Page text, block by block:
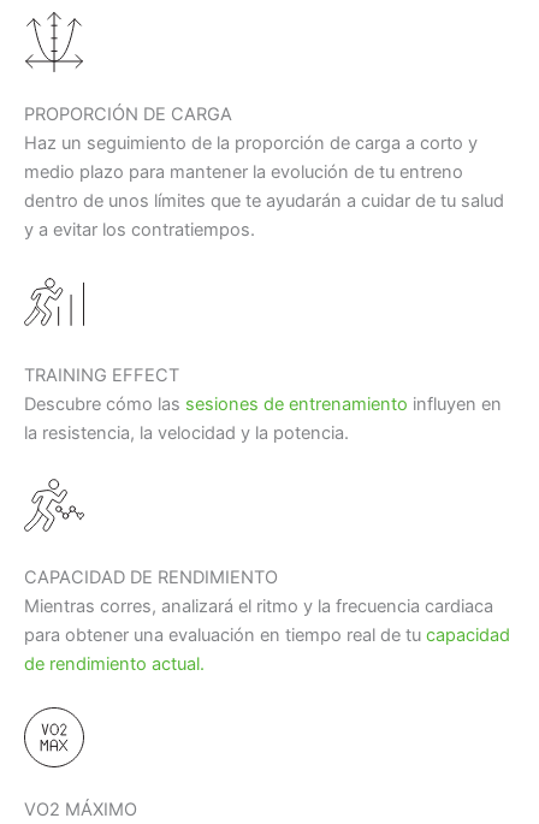
PROPORCIÓN DE CARGA
Haz un seguimiento de la proporción de carga a corto y
medio plazo para mantener la evolución de tu entreno
dentro de unos límites que te ayudarán a cuidar de tu salud
y a evitar los contratiempos.
TRAINING EFFECT
Descubre cómo las sesiones de entrenamiento influyen en
la resistencia, la velocidad y la potencia.
CAPACIDAD DE RENDIMIENTO
Mientras corres, analizará el ritmo y la frecuencia cardiaca
para obtener una evaluación en tiempo real de tu capacidad
de rendimiento actual.
VO2 MÁXIMO